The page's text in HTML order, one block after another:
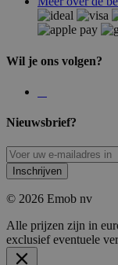
Wil je ons volgen?
Nieuwsbrief?
Inschrijven
© 2026 Emob nv
Alle prijzen zijn in
exclusief eventuele